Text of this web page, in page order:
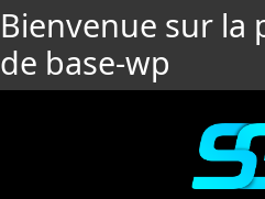
Bienvenue sur la
de base-wp